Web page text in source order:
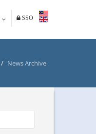
SSO
/ News Archive